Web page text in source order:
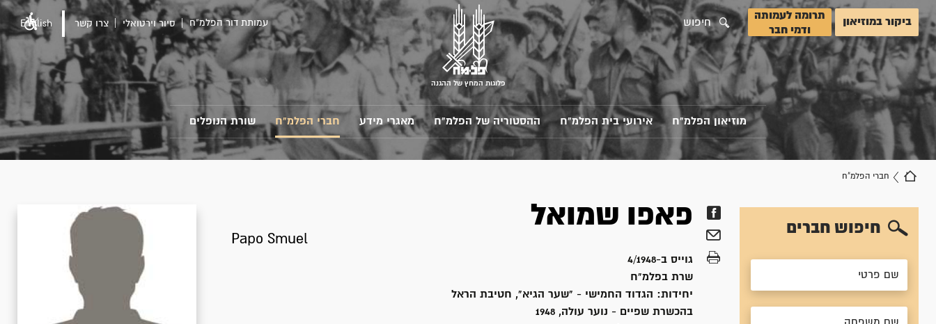
ביקור במוזיאון
תרומה לעמותה
ודמי חבר
חיפוש
פלוגות המחץ של ההגנה
עמותת דור הפלמ"ח סיור וירטואלי צרו קשר English
מוזיאון הפלמ"ח אירועי בית הפלמ"ח ההסטוריה של הפלמ"ח מאגרי מידע חברי הפלמ"ח שורת הנופלים
חברי הפלמ"ח
חיפוש חברים פאפו שמואל
Papo Smuel
גוייס ב-4/1948
שרת בפלמ"ח
יחידות: הגדוד החמישי - "שער הגיא", חטיבת הראל
בהכשרת שפיים - נוער עולה, 1948